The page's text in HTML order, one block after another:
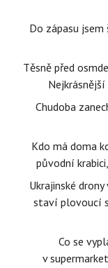
Do zápasu jsem
Těsně před
Chudoba
Kdo má doma
původní
Ukrajinské
staví plovoucí
Co se
v